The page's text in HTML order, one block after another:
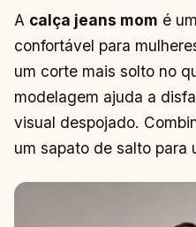
A calça jeans mom é
confortável para
um corte mais solto no
modelagem ajuda a
visual despojado.
um sapato de salto para